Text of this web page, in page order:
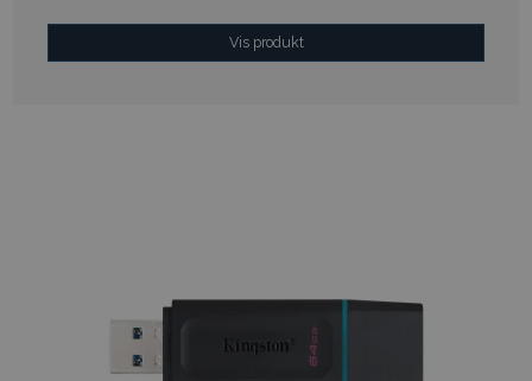
Vis produkt